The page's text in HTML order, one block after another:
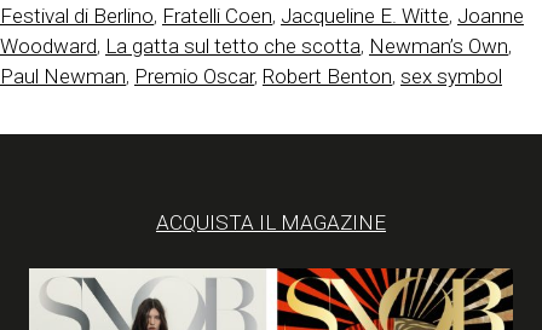
Festival di Berlino, Fratelli Coen, Jacqueline E. Witte, Joanne
Woodward, La gatta sul tetto che scotta, Newman’s Own,
Paul Newman, Premio Oscar, Robert Benton, sex symbol
ACQUISTA IL MAGAZINE